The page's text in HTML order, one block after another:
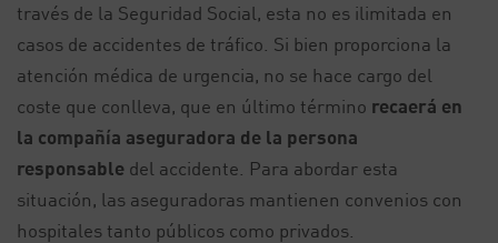
través de la Seguridad Social, esta no es ilimitada en
casos de accidentes de tráfico. Si bien proporciona la
atención médica de urgencia, no se hace cargo del
coste que conlleva, que en último término recaerá en
la compañía aseguradora de la persona
responsable del accidente. Para abordar esta
situación, las aseguradoras mantienen convenios con
hospitales tanto públicos como privados.